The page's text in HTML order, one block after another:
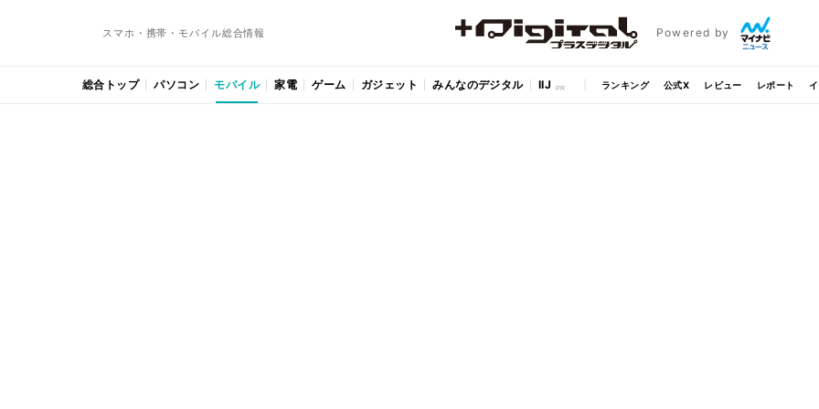
スマホ・携帯・モバイル総合情報 Powered by
総合トップ パソコン モバイル 家電 ゲーム ガジェット みんなのデジタル IIJ ランキング 公式X レビュー レポート